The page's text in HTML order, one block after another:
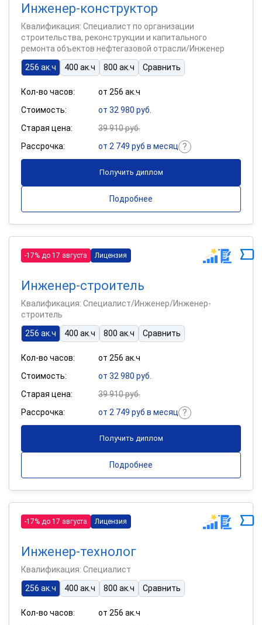
Инженер-конструктор
Квалификация: Специалист по организации
строительства, реконструкции и капитального
ремонта объектов нефтегазовой отрасли/Инженер
256 ак.ч
400 ак.ч 800 ак.ч Сравнить
Кол-во часов:
от 256 ак.ч
Стоимость:
от 32 980 руб.
Старая цена:
39 910 руб.
Рассрочка:
от 2 749 руб в месяц
Получить диплом
Подробнее
-17% до 17 августа Лицензия
Инженер-строитель
Квалификация: Специалист/Инженер/Инженер-
строитель
256 ак.ч
400 ак.ч 800 ак.ч Сравнить
Кол-во часов:
от 256 ак.ч
Стоимость:
от 32 980 руб.
Старая цена:
39 910 руб.
Рассрочка:
от 2 749 руб в месяц
Получить диплом
Подробнее
-17% до 17 августа Лицензия
Инженер-технолог
Квалификация: Специалист
256 ак.ч
400 ак.ч 800 ак.ч Сравнить
Кол-во часов:
от 256 ак.ч